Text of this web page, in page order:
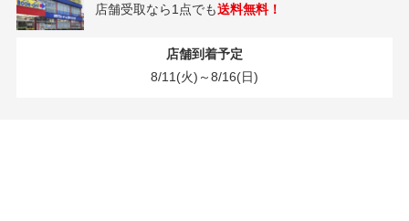
店舗受取なら1点でも送料無料！
店舗到着予定
8/11(火)～8/16(日)